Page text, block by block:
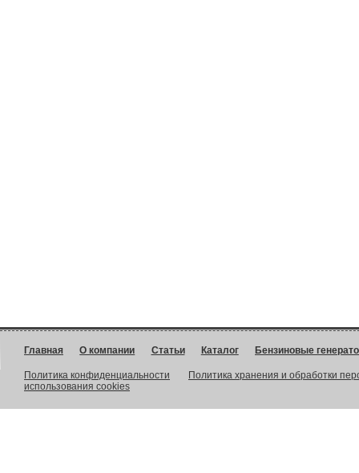
Главная О компании Статьи Каталог Бензиновые
Политика конфиденциальности
Политика хранения и обработки
использования cookies